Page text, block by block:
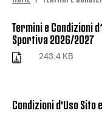
Termini e Condizioni
Sportiva 2026/2027
243.4 KB
Condizioni d'Uso Sito